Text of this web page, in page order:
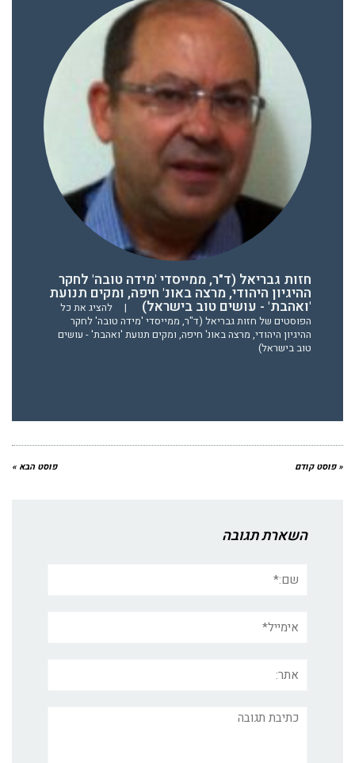
חזות גבריאל (ד"ר, ממייסדי 'מידה טובה' לחקר
ההיגיון היהודי, מרצה באונ' חיפה, ומקים תנועת
'ואהבת' - עושים טוב בישראל) |
להציג את כל
הפוסטים של חזות גבריאל (ד"ר, ממייסדי 'מידה טובה' לחקר
ההיגיון היהודי, מרצה באונ' חיפה, ומקים תנועת 'ואהבת' - עושים
טוב בישראל)
« פוסט קודם פוסט הבא »
השארת תגובה
תגובה